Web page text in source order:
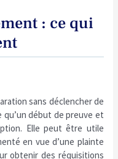
: ce qui
sans déclencher de
début de preuve et
Elle peut être utile
en vue d’une plainte
obtenir des réquisitions